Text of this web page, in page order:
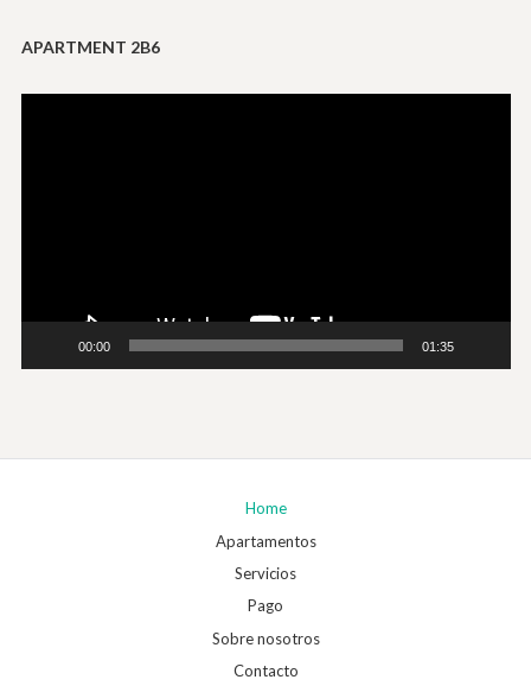
APARTMENT 2B6
00:00 01:35
Home
Apartamentos
Servicios
Pago
Sobre nosotros
Contacto